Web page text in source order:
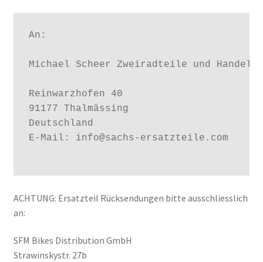
An:
Michael Scheer Zweiradteile und
Reinwarzhofen 40
91177 Thalmässing
Deutschland
E-Mail: info@sachs-ersatzteile.com
ACHTUNG: Ersatzteil Rücksendungen bitte ausschliesslich
an:
SFM Bikes Distribution GmbH
Strawinskystr. 27b